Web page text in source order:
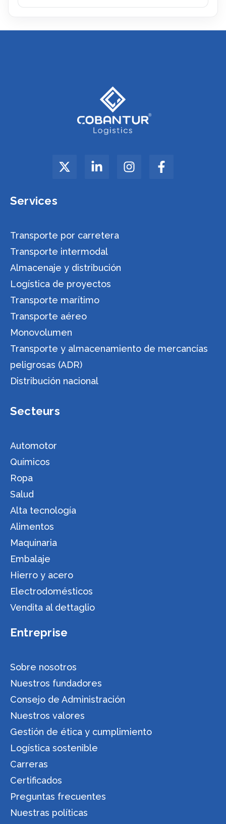
Services
Transporte por carretera
Transporte intermodal
Almacenaje y distribución
Logística de proyectos
Transporte marítimo
Transporte aéreo
Monovolumen
Transporte y almacenamiento de mercancías
peligrosas (ADR)
Distribución nacional
Secteurs
Automotor
Químicos
Ropa
Salud
Alta tecnología
Alimentos
Maquinaria
Embalaje
Hierro y acero
Electrodomésticos
Vendita al dettaglio
Entreprise
Sobre nosotros
Nuestros fundadores
Consejo de Administración
Nuestros valores
Gestión de ética y cumplimiento
Logística sostenible
Carreras
Certificados
Preguntas frecuentes
Nuestras políticas